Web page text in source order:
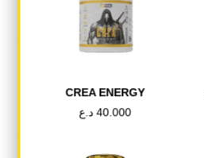
Tweet This Product
CREA ENERGY
40.000 د.ع